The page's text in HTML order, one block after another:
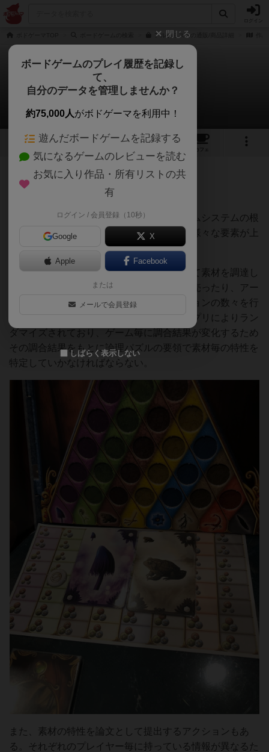
アルケミストの通販/商品詳細
アルケミスト
山本 右近さんのレビュー
10 5
カフェ
486名 4名 0 6年以上前
アプリを使うストラテジーゲームで、ゲームシステムの根
幹はワーカープレイスメント。だがそこに様々な要素が上
まず、根幹となる部分はワーカーを配置して素材を調達し
たり、調合実験を行ったり、薬を冒険者に売ったり、アー
ティファクトを購入したり、というアクションの数々を行
うこと。だがこのゲームは素材の特性がアプリによりラン
ダマイズされており、ゲーム毎に調合結果が変化するため
その調合結果をもとに論理パズルの要領で素材毎の特性を
特定していかなければならない。
また、素材の特性を論文として提出するアクションもあ
る。それぞれのプレイヤー毎に持っている情報が異なるた
閉じる
ボードゲームのプレイ履歴を記録し
て、
自分のデータを管理しませんか？
約75,000人がボドゲーマを利用中！
遊んだボードゲームを記録する
気になるゲームのレビューを読む
お気に入り作品・所有リストの共
有
ログイン / 会員登録（10秒）
Google X
Apple Facebook
または
メールで会員登録
しばらく表示しない